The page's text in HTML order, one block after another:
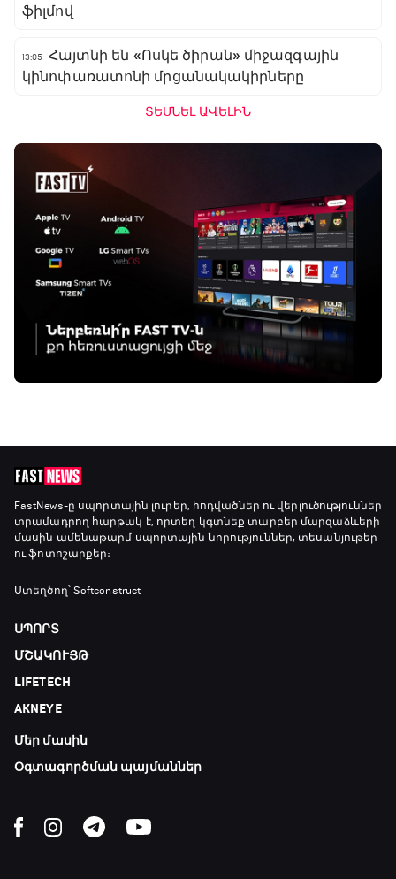
ֆիլմով
13:05 Հայտնի են «Ոսկե ծիրան» միջազգային
կինոփառատոնի մրցանակակիրները
ՏԵՍՆԵԼ ԱՎԵԼԻՆ
FastNews-ը սպորտային լուրեր, հոդվածներ ու վերլուծություններ
տրամադրող հարթակ է, որտեղ կգտնեք տարբեր մարզաձևերի
մասին ամենաթարմ սպորտային նորություններ, տեսանյութեր
ու ֆոտոշարքեր։
Ստեղծող՝ Softconstruct
ՍՊՈՐՏ
ՄՇԱԿՈՒՅԹ
LIFETECH
AKNEYE
Մեր մասին
Օգտագործման պայմաններ